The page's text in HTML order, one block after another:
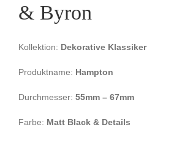
& Byron
Kollektion: Dekorative Klassiker
Produktname: Hampton
Durchmesser: 55mm – 67mm
Farbe: Matt Black & Details